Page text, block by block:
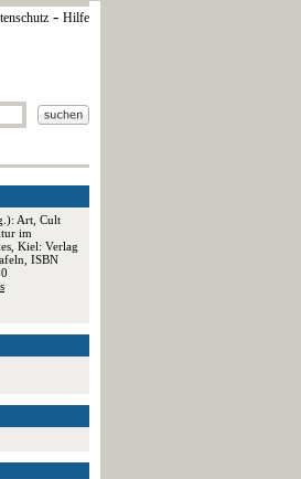
- Hilfe
Art, Cult
im
Kiel: Verlag
ISBN